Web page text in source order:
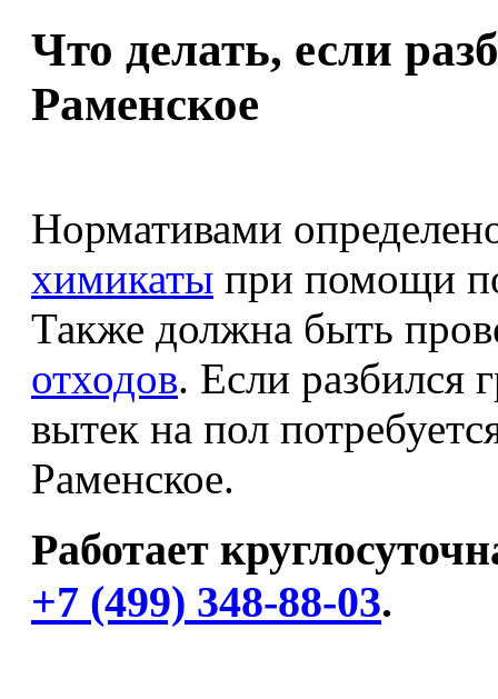
Что делать, если
Раменское
Нормативами
химикаты при помощи
Также должна быть
отходов. Если разбился
вытек на пол
Раменское.
Работает
+7 (499) 348-88-03.